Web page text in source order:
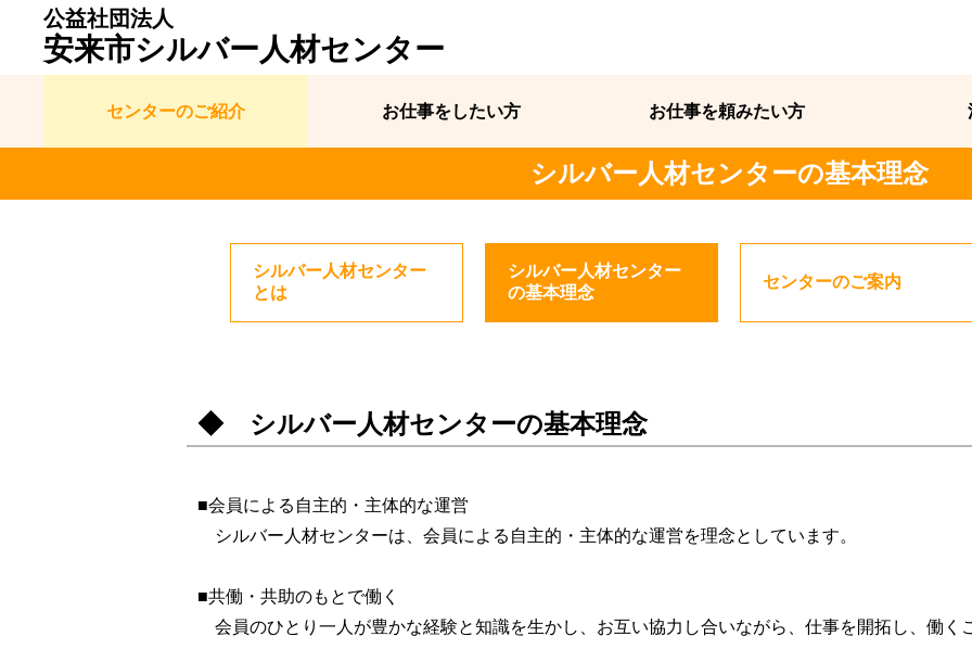
公益社団法人
安来市シルバー人材センター
センターのご紹介 お仕事をしたい方 お仕事を頼みたい方
シルバー人材センターの基本理念
シルバー人材センター
とは
シルバー人材センター
の基本理念
センターのご案内
◆ シルバー人材センターの基本理念
■会員による自主的・主体的な運営
シルバー人材センターは、会員による自主的・主体的な運営を理念としています。
■共働・共助のもとで働く
会員のひとり一人が豊かな経験と知識を生かし、お互い協力し合いながら、仕事を開拓し、働く